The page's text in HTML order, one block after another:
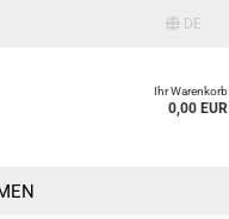
DE
Ihr Warenkorb
0,00 EUR